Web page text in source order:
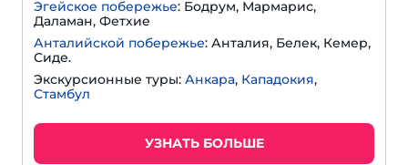
Эгейское побережье: Бодрум, Мармарис,
Даламан, Фетхие
Анталийской побережье: Анталия, Белек, Кемер,
Сиде.
Экскурсионные туры: Анкара, Кападокия,
Стамбул
УЗНАТЬ БОЛЬШЕ